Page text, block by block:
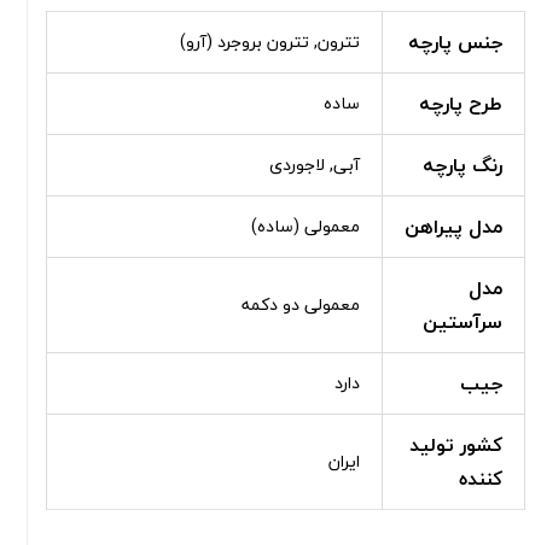
جنس پارچه
تترون, تترون بروجرد (آرو)
طرح پارچه ساده
رنگ پارچه آبی, لاجوردی
مدل پیراهن معمولی (ساده)
مدل
سرآستین
معمولی دو دکمه
جیب دارد
کشور تولید
کننده
ایران